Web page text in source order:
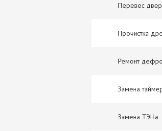
Перевес
Прочистка
Ремонт
Замена
Замена ТЭНа